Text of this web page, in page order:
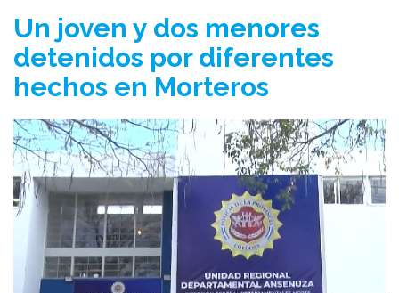
Un joven y dos menores
detenidos por diferentes
hechos en Morteros